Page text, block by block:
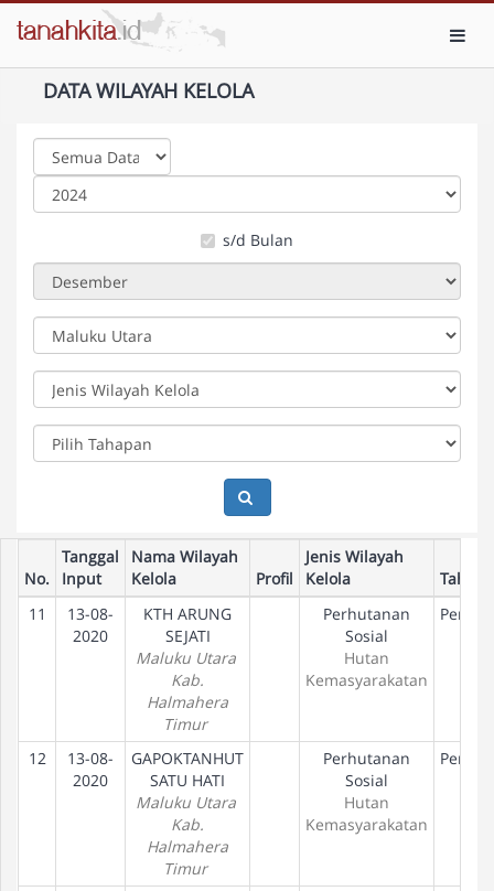
DATA WILAYAH KELOLA
s/d Bulan
No.
Tanggal
Input
Nama Wilayah
Kelola
Profil
Jenis Wilayah
Kelola
11
13-08-
2020
KTH ARUNG
SEJATI
Maluku Utara
Kab.
Halmahera
Timur
Perhutanan
Sosial
Hutan
Kemasyarakatan
12
13-08-
2020
GAPOKTANHUT
SATU HATI
Maluku Utara
Kab.
Halmahera
Timur
Perhutanan
Sosial
Hutan
Kemasyarakatan